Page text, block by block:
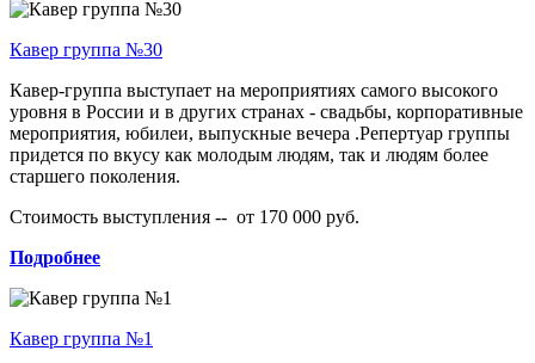
Кавер группа №30
Кавер-группа выступает на мероприятиях самого высокого
уровня в России и в других странах - свадьбы, корпоративные
мероприятия, юбилеи, выпускные вечера .Репертуар группы
придется по вкусу как молодым людям, так и людям более
старшего поколения.
Стоимость выступления -- от 170 000 руб.
Подробнее
Кавер группа №1